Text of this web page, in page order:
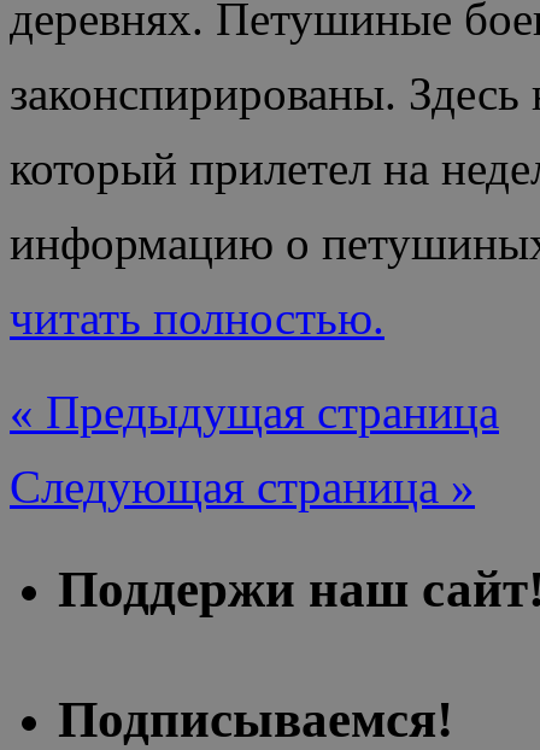
деревнях. Петушиные
законспирированы.
который прилетел на
информацию о
читать полностью.
« Предыдущая страница
Следующая страница »
Поддержи наш
Подписываемся!